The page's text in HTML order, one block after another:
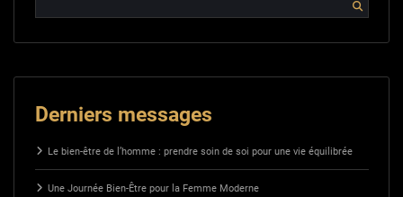
Derniers messages
Le bien-être de l’homme : prendre soin de soi pour une vie équilibrée
Une Journée Bien-Être pour la Femme Moderne